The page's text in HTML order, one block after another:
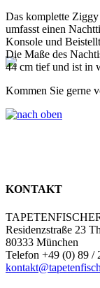
Das komplette
umfasst einen
Konsole und
Die Maße des
44 cm tief und ist in
Kommen Sie gerne
KONTAKT
Residenzstraße 23
80333 München
Telefon +49 (0) 89 /